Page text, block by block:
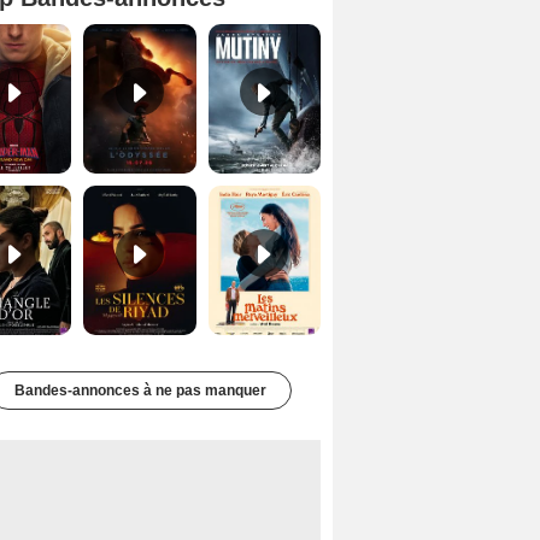
Spider-Man: Brand New Day Bande-annonce VO STFR L'Odyssée Bande-annonce VO STFR
Les Silences de Riyad Bande-annonce VO STFR Les Matins merveilleux Bande-annonce VF
Bandes-annonces à ne pas manquer